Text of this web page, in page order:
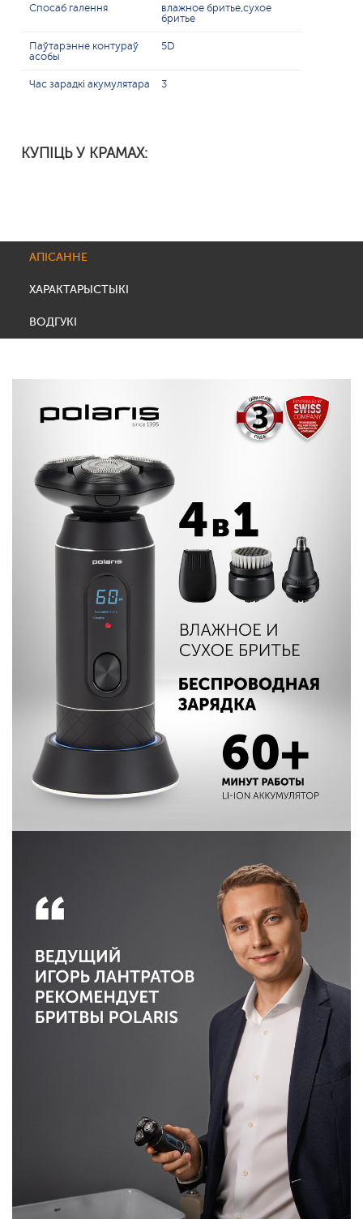
Спосаб галення
влажное бритье,сухое
бритье
Паўтарэнне контураў
асобы
5D
Час зарадкі акумулятара 3
КУПІЦЬ У КРАМАХ:
АПІСАННЕ
ХАРАКТАРЫСТЫКІ
ВОДГУКІ